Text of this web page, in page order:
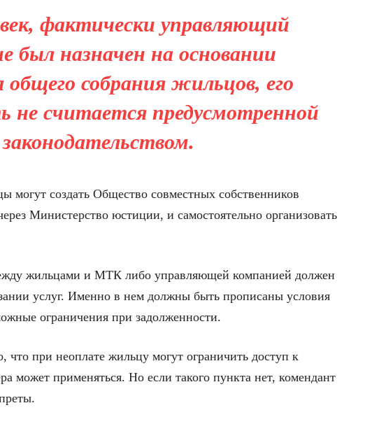
фактически управляющий
был назначен на основании
общего собрания жильцов, его
не считается предусмотренной
законодательством.
могут создать Общество совместных собственников
Министерство юстиции, и самостоятельно организовать
жильцами и МТК либо управляющей компанией должен
услуг. Именно в нем должны быть прописаны условия
ограничения при задолженности.
что при неоплате жильцу могут ограничить доступ к
может применяться. Но если такого пункта нет, комендант